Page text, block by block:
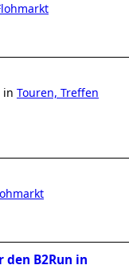
in Touren, Treffen
B2Run in